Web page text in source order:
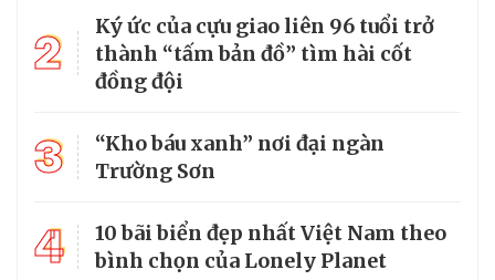
2
Ký ức của cựu giao liên 96 tuổi trở
thành “tấm bản đồ” tìm hài cốt
đồng đội
3
“Kho báu xanh” nơi đại ngàn
Trường Sơn
4
10 bãi biển đẹp nhất Việt Nam theo
bình chọn của Lonely Planet